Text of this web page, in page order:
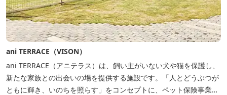
ani TERRACE（VISON）
ani TERRACE（アニテラス）は、飼い主がいない犬や猫を保護し、
新たな家族との出会いの場を提供する施設です。「人とどうぶつが
ともに輝き、いのちを照らす」をコンセプトに、ペット保険事業を